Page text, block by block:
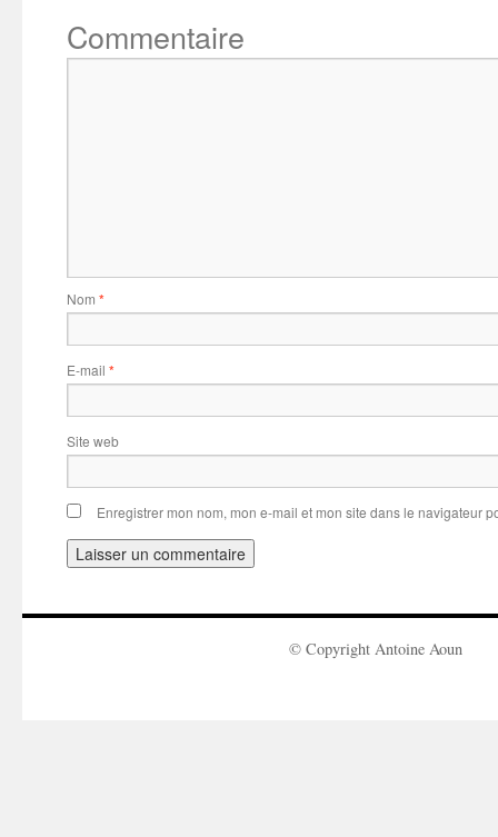
Commentaire
Nom *
E-mail *
Site web
Enregistrer mon nom, mon e-mail et mon site dans le navigateur
© Copyright Antoine Aoun